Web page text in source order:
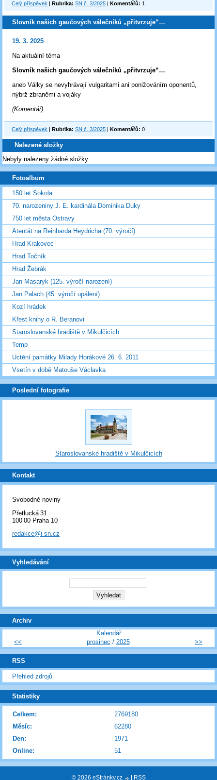
Celý příspěvek Rubrika: SN č. 3/2025 Komentářů: 1
Slovník našich gaučových válečníků „přitvrzuje“…
19. 3. 2025
Na aktuální téma
Slovník našich gaučových válečníků „přitvrzuje“…
aneb Války se nevyhrávají vulgaritami ani ponižováním oponentů,
nýbrž zbraněmi a vojáky
(Komentář)
Celý příspěvek |Rubrika: SN č. 3/2025 |Komentářů: 0
Nalezené složky
Nebyly nalezeny žádné složky
Fotoalbum
150 let Sokola
70. narozeniny J. E. kardinála Dominika Duky
750 let města Ostravy
Atentát na Reinharda Heydricha (70. výročí)
Hrad Krakovec
Hrad Točník
Hrad Žebrák
Jan Masaryk (125. výročí narození)
Jan Palach (45. výročí upálení)
Kozí hrádek
Křest knihy o R. Beranovi
Staroslovanské hradiště v Mikulčicích
Temp
Uctění památky Milady Horákové 26. 6. 2011
Vsetín v době Matouše Václavka
Poslední fotografie
Staroslovanské hradiště v Mikulčicích
Kontakt
Svobodné noviny
Přetlucká 31
100 00 Praha 10
redakce@i-sn.cz
Vyhledávání
Archiv
Kalendář
<<
prosinec / 2025 >>
RSS
Přehled zdrojů
Statistiky
Online: 51
Celkem:
2769180
Měsíc:
62280
Den:
1971
© 2026 eStránky.cz RSS